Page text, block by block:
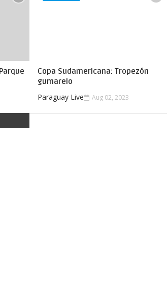
Copa Sudamericana: Tropezón
gumarelo
Paraguay Live Aug 02, 2023